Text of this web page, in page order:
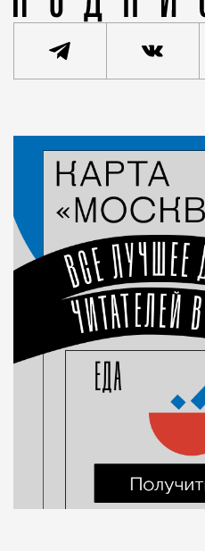
Статья
Город
Александра Савкина